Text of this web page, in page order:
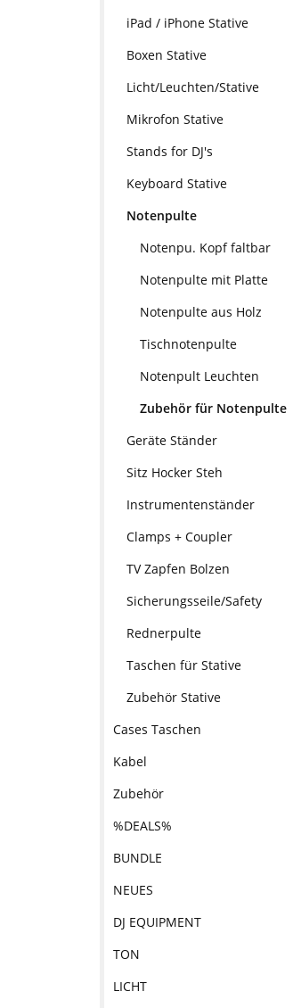
iPad / iPhone Stative
Boxen Stative
Licht/Leuchten/Stative
Mikrofon Stative
Stands for DJ's
Keyboard Stative
Notenpulte
Notenpu. Kopf faltbar
Notenpulte mit Platte
Notenpulte aus Holz
Tischnotenpulte
Notenpult Leuchten
Zubehör für Notenpulte
Geräte Ständer
Sitz Hocker Steh
Instrumentenständer
Clamps + Coupler
TV Zapfen Bolzen
Sicherungsseile/Safety
Rednerpulte
Taschen für Stative
Zubehör Stative
Cases Taschen
Kabel
Zubehör
%DEALS%
BUNDLE
NEUES
DJ EQUIPMENT
TON
LICHT